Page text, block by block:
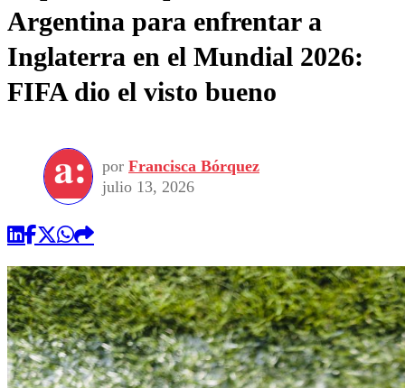
Argentina para enfrentar a
Inglaterra en el Mundial 2026:
FIFA dio el visto bueno
por Francisca Bórquez
julio 13, 2026